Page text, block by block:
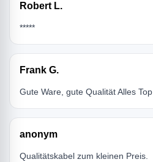
Robert L.
*****
Frank G.
Gute Ware, gute Qualität Alles Top
anonym
Qualitätskabel zum kleinen Preis.